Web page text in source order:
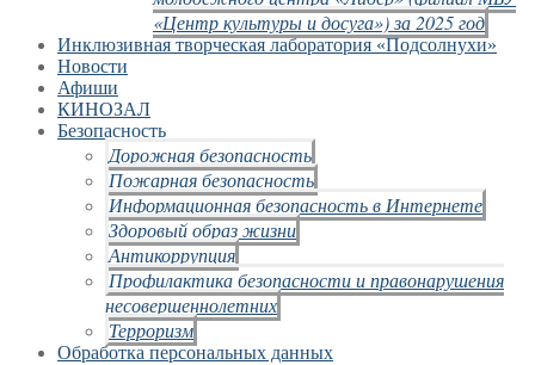
«Центр культуры и досуга») за 2025 год
Инклюзивная творческая лаборатория «Подсолнухи»
Новости
Афиши
КИНОЗАЛ
Безопасность
Дорожная безопасность
Пожарная безопасность
Информационная безопасность в Интернете
Здоровый образ жизни
Антикоррупция
Профилактика безопасности и правонарушения
несовершеннолетних
Терроризм
Обработка персональных данных